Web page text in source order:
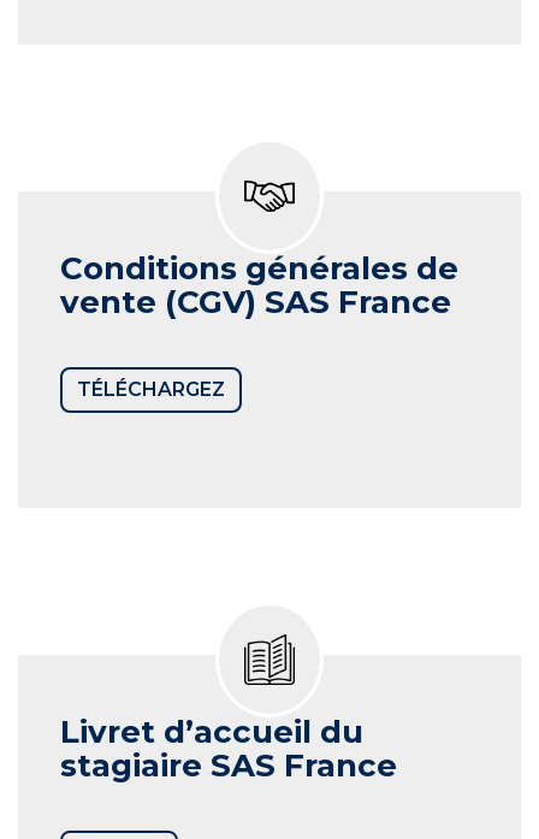
Conditions générales de
vente (CGV) SAS France
TÉLÉCHARGEZ
Livret d’accueil du
stagiaire SAS France